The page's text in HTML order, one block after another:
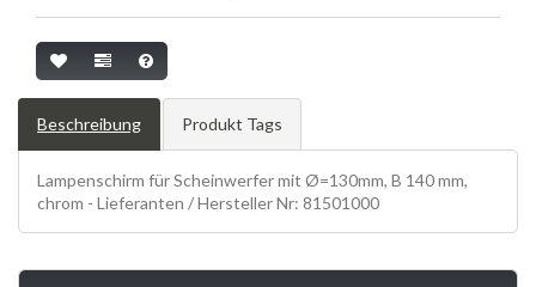
Beschreibung Produkt Tags
Lampenschirm für Scheinwerfer mit Ø=130mm, B 140 mm,
chrom - Lieferanten / Hersteller Nr: 81501000